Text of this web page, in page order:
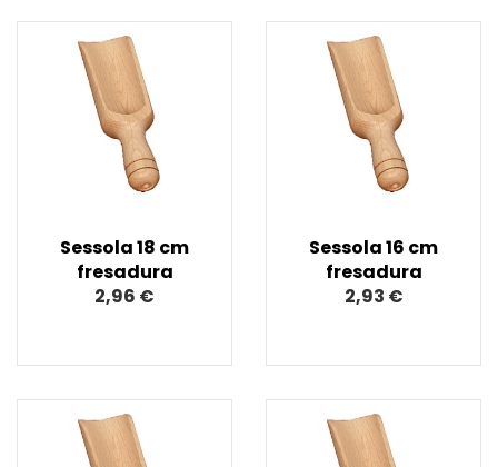
Sessola 18 cm
fresadura
2,96 €
Sessola 16 cm
fresadura
2,93 €